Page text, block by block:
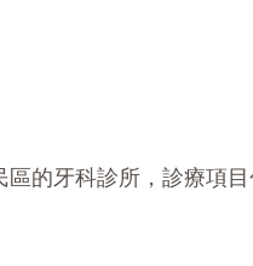
的牙科診所，診療項